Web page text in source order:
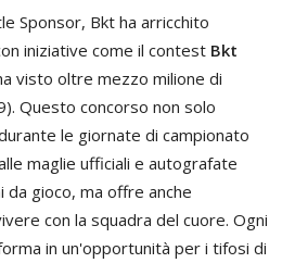
Sponsor, Bkt ha arricchito
iniziative come il contest Bkt
visto oltre mezzo milione di
Questo concorso non solo
le giornate di campionato
maglie ufficiali e autografate
da gioco, ma offre anche
con la squadra del cuore. Ogni
in un'opportunità per i tifosi di